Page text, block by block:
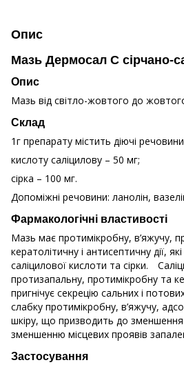
Опис
Мазь Дермосал С сірчано-
Опис
Мазь від світло-жовтого до
Склад
1г препарату містить діючі
кислоту саліцилову – 50 мг;
сірка – 100 мг.
Допоміжні речовини: ланолін,
Фармакологічні властивості
Мазь має протимiкробну, в’яжучу,
кератолітичну і антисептичну дiї,
саліцилової кислоти та сірки.
протизапальну, протимікробну та
пригнічує секрецію сальних і
слабку протимікробну, в’яжучу,
шкіру, що призводить до зменшення
зменшенню місцевих проявів
Застосування